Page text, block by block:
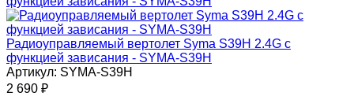
Радиоуправляемый вертолет Syma S39H 2.4G с
функцией зависания - SYMA-S39H
Артикул: SYMA-S39H
2 690 ₽